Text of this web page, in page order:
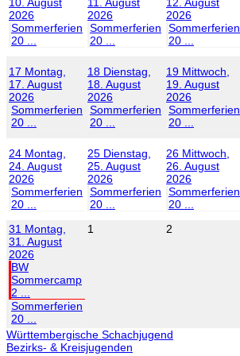
2026
Sommerferien
20 ...
2026
Sommerferien
20 ...
2026
Sommerferien
20 ...
17 Montag,
17. August
2026
Sommerferien
20 ...
18 Dienstag,
18. August
2026
Sommerferien
20 ...
19 Mittwoch,
19. August
2026
Sommerferien
20 ...
24 Montag,
24. August
2026
Sommerferien
20 ...
25 Dienstag,
25. August
2026
Sommerferien
20 ...
26 Mittwoch,
26. August
2026
Sommerferien
20 ...
31 Montag,
31. August
2026
BW
Sommercamp
2 ...
Sommerferien
20 ...
1 2
Württembergische Schachjugend
Bezirks- & Kreisjugenden